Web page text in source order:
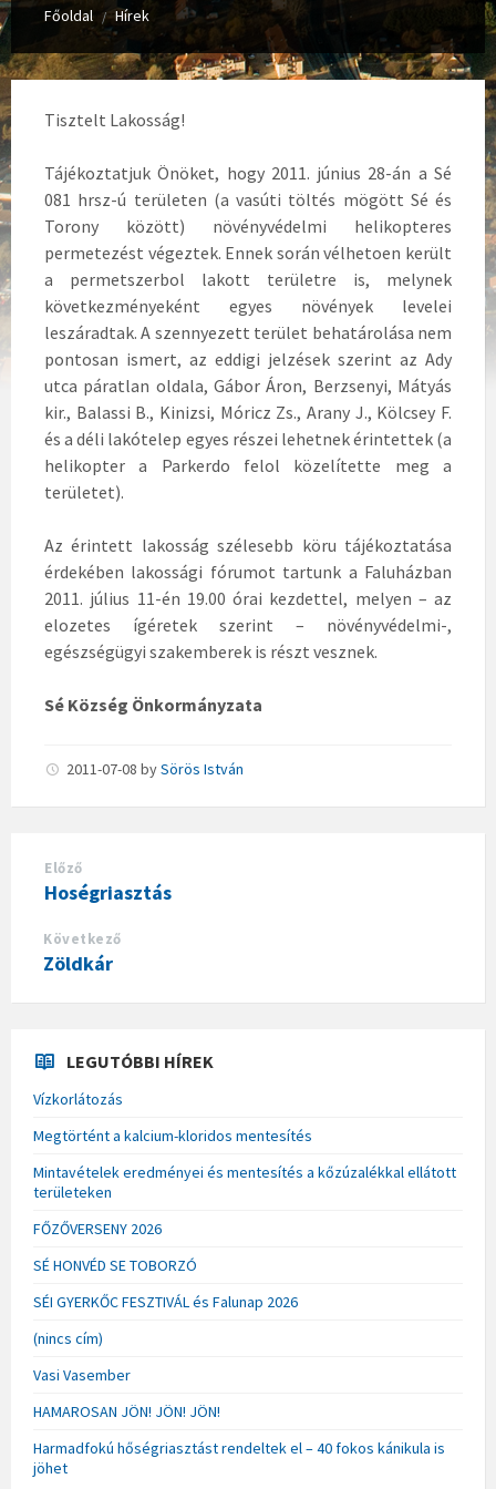
Főoldal / Hírek
Tisztelt Lakosság!
Tájékoztatjuk Önöket, hogy 2011. június 28-án a Sé
081 hrsz-ú területen (a vasúti töltés mögött Sé és
Torony között) növényvédelmi helikopteres
permetezést végeztek. Ennek során vélhetoen került
a permetszerbol lakott területre is, melynek
következményeként egyes növények levelei
leszáradtak. A szennyezett terület behatárolása nem
pontosan ismert, az eddigi jelzések szerint az Ady
utca páratlan oldala, Gábor Áron, Berzsenyi, Mátyás
kir., Balassi B., Kinizsi, Móricz Zs., Arany J., Kölcsey F.
és a déli lakótelep egyes részei lehetnek érintettek (a
helikopter a Parkerdo felol közelítette meg a
területet).
Az érintett lakosság szélesebb köru tájékoztatása
érdekében lakossági fórumot tartunk a Faluházban
2011. július 11-én 19.00 órai kezdettel, melyen – az
elozetes ígéretek szerint – növényvédelmi-,
egészségügyi szakemberek is részt vesznek.
Sé Község Önkormányzata
2011-07-08 bySörös István
Előző
Hoségriasztás
Következő
Zöldkár
LEGUTÓBBI HÍREK
Vízkorlátozás
Megtörtént a kalcium-kloridos mentesítés
Mintavételek eredményei és mentesítés a kőzúzalékkal ellátott
területeken
FŐZŐVERSENY 2026
SÉ HONVÉD SE TOBORZÓ
SÉI GYERKŐC FESZTIVÁL és Falunap 2026
(nincs cím)
Vasi Vasember
HAMAROSAN JÖN! JÖN! JÖN!
Harmadfokú hőségriasztást rendeltek el – 40 fokos kánikula is
jöhet